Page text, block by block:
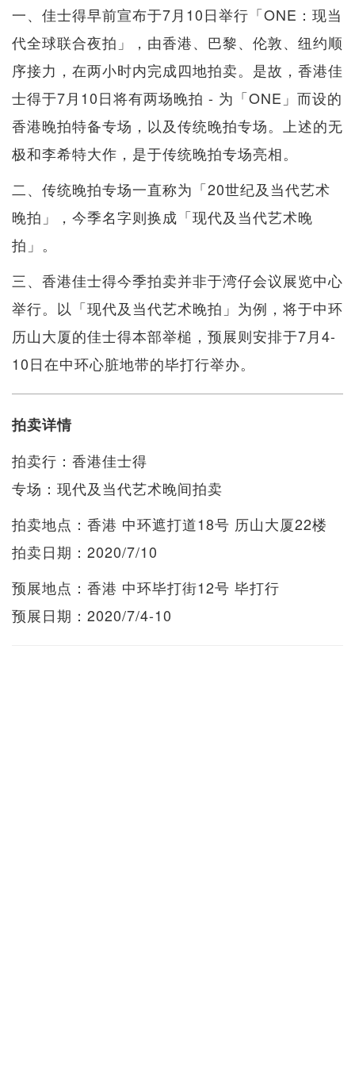
一、佳士得早前宣布于7月10日举行「ONE：现当
代全球联合夜拍」，由香港、巴黎、伦敦、纽约顺
序接力，在两小时内完成四地拍卖。是故，香港佳
士得于7月10日将有两场晚拍 - 为「ONE」而设的
香港晚拍特备专场，以及传统晚拍专场。上述的无
极和李希特大作，是于传统晚拍专场亮相。
二、传统晚拍专场一直称为「20世纪及当代艺术
晚拍」，今季名字则换成「现代及当代艺术晚
拍」。
三、香港佳士得今季拍卖并非于湾仔会议展览中心
举行。以「现代及当代艺术晚拍」为例，将于中环
历山大厦的佳士得本部举槌，预展则安排于7月4-
10日在中环心脏地带的毕打行举办。
拍卖详情
拍卖行：香港佳士得
专场：现代及当代艺术晚间拍卖
拍卖地点：香港 中环遮打道18号 历山大厦22楼
拍卖日期：2020/7/10
预展地点：香港 中环毕打街12号 毕打行
预展日期：2020/7/4-10